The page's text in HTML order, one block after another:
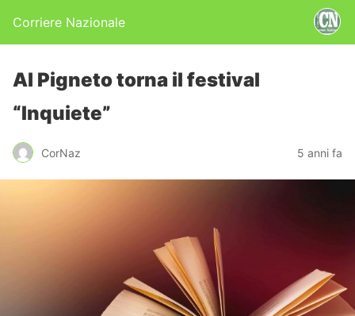
Corriere Nazionale
Al Pigneto torna il festival
“Inquiete”
CorNaz 5 anni fa